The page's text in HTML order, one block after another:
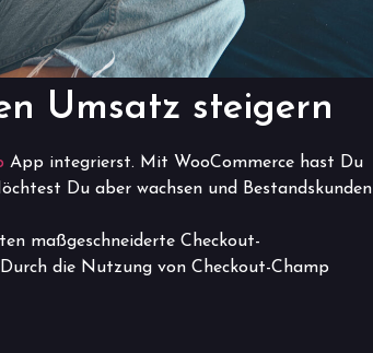
Umsatz steigern
App integrierst. Mit WooCommerce hast Du
Du aber wachsen und Bestandskunden
maßgeschneiderte Checkout-
die Nutzung von Checkout-Champ